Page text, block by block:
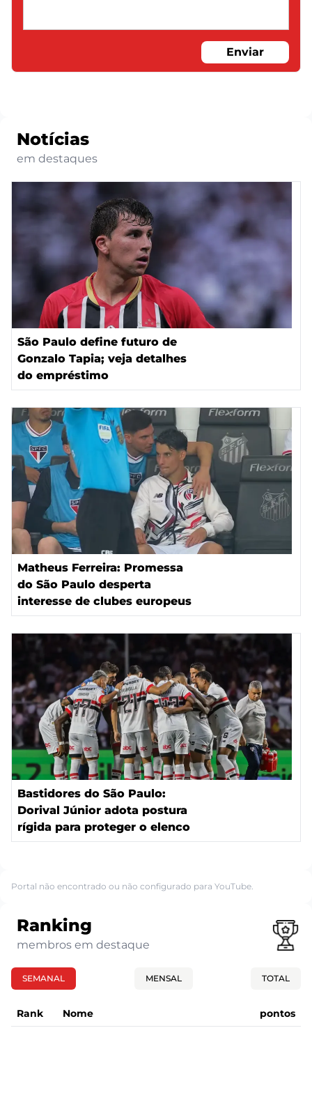
Enviar
Notícias
em destaques
São Paulo define futuro de
Gonzalo Tapia; veja detalhes
do empréstimo
Matheus Ferreira: Promessa
do São Paulo desperta
interesse de clubes europeus
Bastidores do São Paulo:
Dorival Júnior adota postura
rígida para proteger o elenco
Portal não encontrado ou não configurado para YouTube.
Ranking
membros em destaque
SEMANAL MENSAL TOTAL
Rank Nome pontos